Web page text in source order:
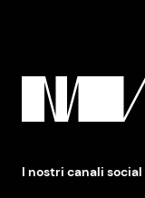
I nostri canali social